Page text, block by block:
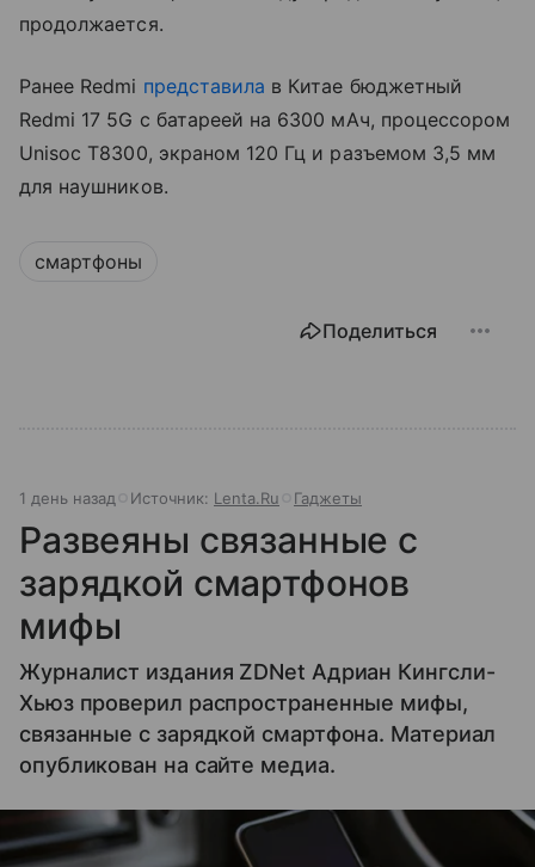
продолжается.
Ранее Redmi представила в Китае бюджетный
Redmi 17 5G с батареей на 6300 мАч, процессором
Unisoc T8300, экраном 120 Гц и разъемом 3,5 мм
для наушников.
смартфоны
Поделиться
1 день назад Источник: Lenta.Ru Гаджеты
Развеяны связанные с
зарядкой смартфонов
мифы
Журналист издания ZDNet Адриан Кингсли-
Хьюз проверил распространенные мифы,
связанные с зарядкой смартфона. Материал
опубликован на сайте медиа.